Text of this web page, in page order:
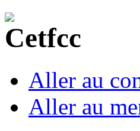
Aller au
Aller au